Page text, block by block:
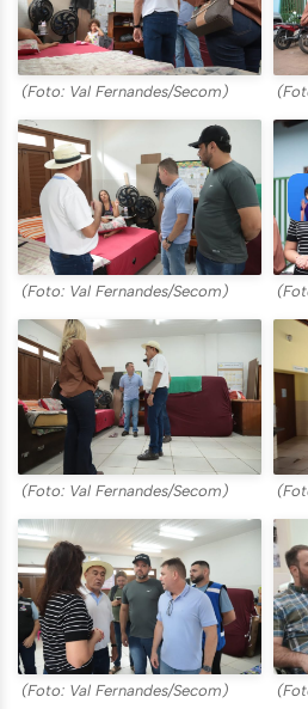
(Foto: Val Fernandes/Secom)
(Foto: Val Fernandes/Secom)
(Foto: Val Fernandes/Secom)
(Foto: Val Fernandes/Secom)